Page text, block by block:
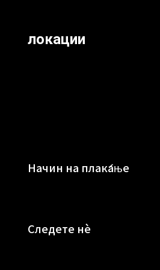
локации
Начин на плаќање
Следете нè